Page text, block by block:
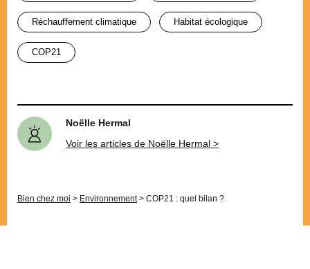
réchauffement climatique habitat écologique
COP21
Noëlle Hermal
Voir les articles de Noëlle Hermal >
Bien chez moi > Environnement> COP21 : quel bilan ?